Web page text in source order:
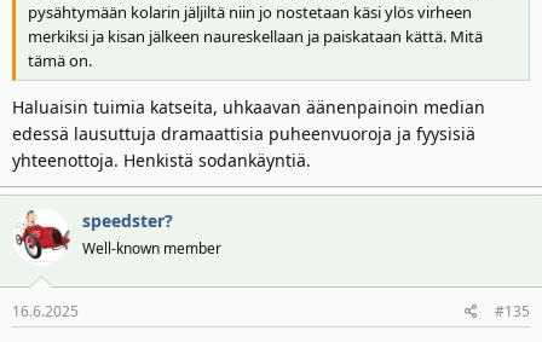
pysähtymään kolarin jäljiltä niin jo nostetaan käsi ylös virheen
merkiksi ja kisan jälkeen naureskellaan ja paiskataan kättä. Mitä
tämä on.
Haluaisin tuimia katseita, uhkaavan äänenpainoin median
edessä lausuttuja dramaattisia puheenvuoroja ja fyysisiä
yhteenottoja. Henkistä sodankäyntiä.
speedster?
Well-known member
16.6.2025 #135